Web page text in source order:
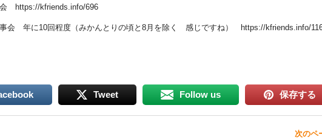
会 https://kfriends.info/696
事会 年に10回程度（みかんとりの頃と8月を除く 感じですね） https://kfriends.info/
Tweet Follow us 保存する
次のペ